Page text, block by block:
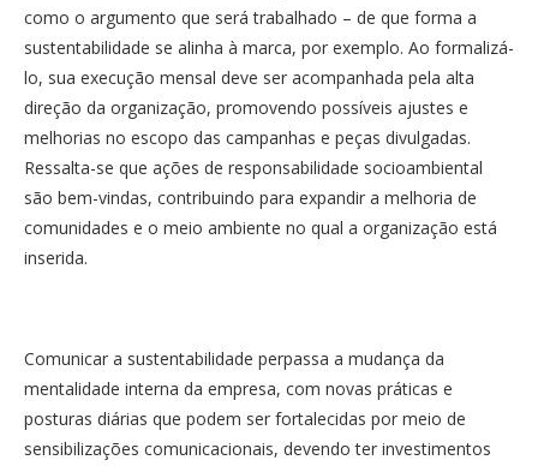
como o argumento que será trabalhado – de que forma a
sustentabilidade se alinha à marca, por exemplo. Ao formalizá-
lo, sua execução mensal deve ser acompanhada pela alta
direção da organização, promovendo possíveis ajustes e
melhorias no escopo das campanhas e peças divulgadas.
Ressalta-se que ações de responsabilidade socioambiental
são bem-vindas, contribuindo para expandir a melhoria de
comunidades e o meio ambiente no qual a organização está
inserida.
Comunicar a sustentabilidade perpassa a mudança da
mentalidade interna da empresa, com novas práticas e
posturas diárias que podem ser fortalecidas por meio de
sensibilizações comunicacionais, devendo ter investimentos